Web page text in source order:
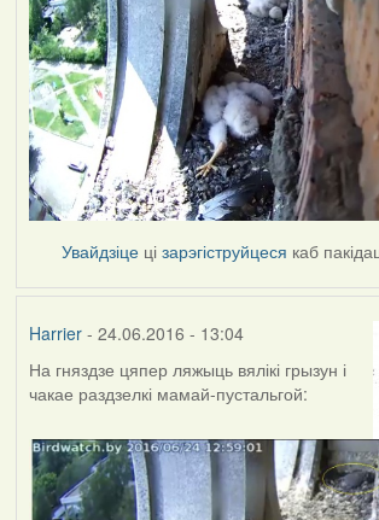
Увайдзіце цізарэгіструйцеся каб
Harrier- 24.06.2016 - 13:04
На гняздзе цяпер ляжыць вялікі грызун і
чакае раздзелкі мамай-пустальгой: